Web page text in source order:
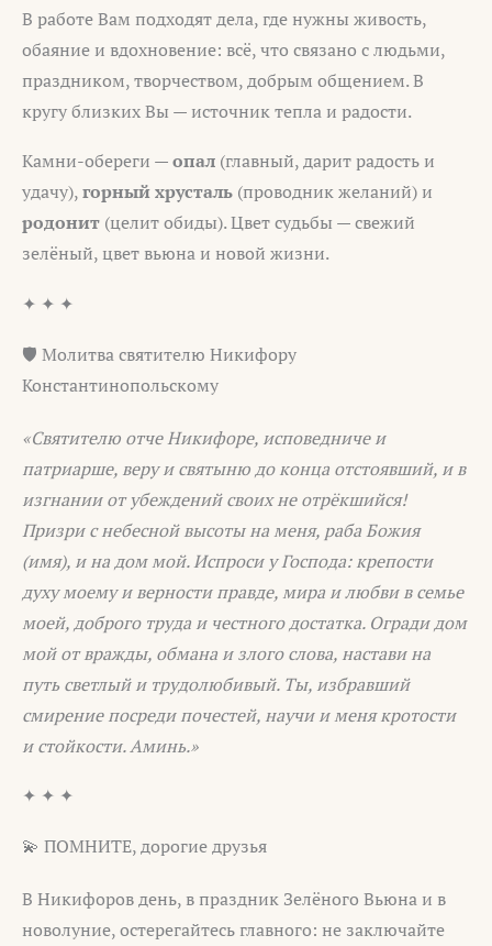
В работе Вам подходят дела, где нужны живость,
обаяние и вдохновение: всё, что связано с людьми,
праздником, творчеством, добрым общением. В
кругу близких Вы — источник тепла и радости.
Камни-обереги —опал (главный, дарит радость и
удачу),горный хрусталь (проводник желаний) и
родонит (целит обиды). Цвет судьбы — свежий
зелёный, цвет вьюна и новой жизни.
✦ ✦ ✦
🛡️ Молитва святителю Никифору
Константинопольскому
«Святителю отче Никифоре, исповедниче и
патриарше, веру и святыню до конца отстоявший, и в
изгнании от убеждений своих не отрёкшийся!
Призри с небесной высоты на меня, раба Божия
(имя), и на дом мой. Испроси у Господа: крепости
духу моему и верности правде, мира и любви в семье
моей, доброго труда и честного достатка. Огради дом
мой от вражды, обмана и злого слова, настави на
путь светлый и трудолюбивый. Ты, избравший
смирение посреди почестей, научи и меня кротости
и стойкости. Аминь.»
✦ ✦ ✦
💫 ПОМНИТЕ, дорогие друзья
В Никифоров день, в праздник Зелёного Вьюна и в
новолуние, остерегайтесь главного: не заключайте